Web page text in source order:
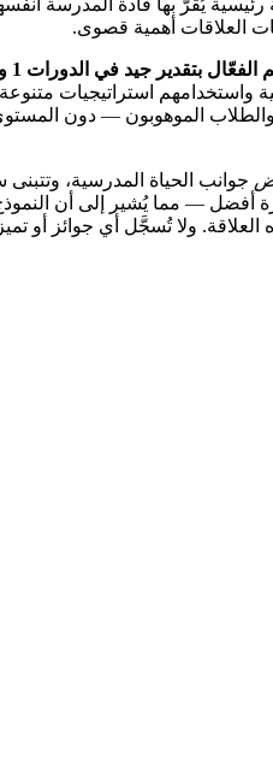
العلاقات أهمية قصوى.
بتقدير جيد في الدورات 1 و2 و3
واستخدامهم استراتيجيات
والطلاب الموهوبون — دون
جوانب الحياة المدرسية،
أفضل — مما يُشير إلى أن
ولا تُسجَّل أي جوائز أو